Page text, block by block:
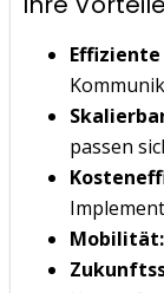
passen
Mobilität: